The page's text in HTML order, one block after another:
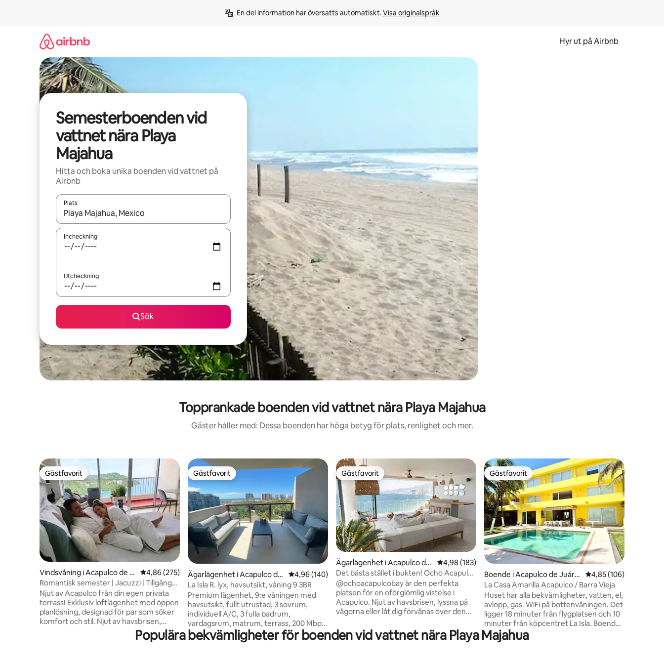
En del information har översatts automatiskt. Visa originalspråk
Hyr ut på Airbnb
Semesterboenden vid
vattnet nära Playa
Majahua
Hitta och boka unika boenden vid vattnet på
Airbnb
Plats
När resultaten är tillgängliga kan du navigera med upp- och nedåtpilarna eller utforska genom att trycka eller svepa.
Incheckning
Utcheckning
Sök
Topprankade boenden vid vattnet nära Playa Majahua
Gäster håller med: Dessa boenden har höga betyg för plats, renlighet och mer.
Gästfavorit
Gästfavorit
Vindsvåning i Acapulco de J
uárez
4,86 av 5 i genomsnittligt betyg, 275 omdömen
4,86 (275)
Romantisk semester | Jacuzzi | Tillgång
till stranden
Njut av Acapulco från din egen privata
terrass! Exklusiv loftlägenhet med öppen
planlösning, designad för par som söker
komfort och stil. Njut av havsbrisen,
höghastighets-Wi-Fi-anslutning, kraftfull
luftkonditionering, smart-TV och
Gästfavorit
Gästfavorit
Ägarlägenhet i Acapulco de
Juárez
4,96 av 5 i genomsnittligt betyg, 140 omdömen
4,96 (140)
La Isla R. lyx, havsutsikt, våning 9 3BR
Premium lägenhet, 9:e våningen med
havsutsikt, fullt utrustad, 3 sovrum,
individuell A/C, 3 fulla badrum,
vardagsrum, matrum, terrass, 200 Mbps
wifi, elektriska persienner, utrustad med
SONOS, lyxmöbler, exklusiv lägenhet
Gästfavorit
Gästfavorit
Ägarlägenhet i Acapulco de
Juárez
4,98 av 5 i genomsnittligt betyg, 183 omdömen
4,98 (183)
Det bästa stället i bukten! Ocho Acapulco
Bay
@ochoacapulcobay är den perfekta
platsen för en oförglömlig vistelse i
Acapulco. Njut av havsbrisen, lyssna på
vågorna eller låt dig förvånas över den
Mexikos mest kända bukt. Lägenheten
ligger på 8:e våningen i en liten byggnad i
Gästfavorit
Gästfavorit
Boende i Acapulco de Juáre
z
4,85 av 5 i
4,85 (106)
La Casa Amarilla Acapulco / Barra Vieja
Huset har alla bekvämligheter, vatten, el,
avlopp, gas. WiFi på bottenvåningen. Det
ligger 18 minuter från flygplatsen och 10
minuter från köpcentret La Isla. Boende
för 14 personer, eftersom huset har 4
sovrum med queen size-sängar och i det
Populära bekvämligheter för boenden vid vattnet nära Playa Majahua